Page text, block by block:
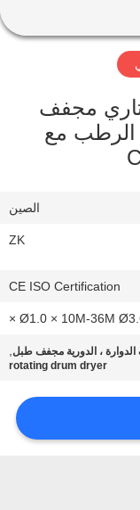
مجفف
الرطب مع
الصين
ZK
CE ISO Certification
Ø1.0 × 10M-36M Ø3.6
، الدورية مجفف طبل,
rotating drum dryer